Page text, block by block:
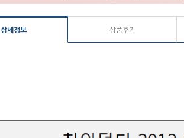
상세정보 상품후기